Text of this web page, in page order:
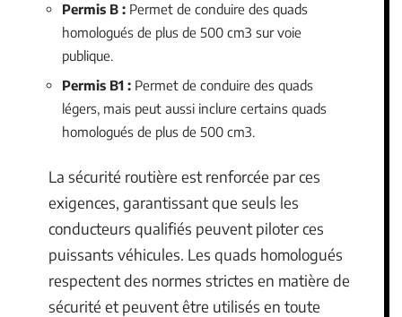
Permis B : Permet de conduire des quads
homologués de plus de 500 cm3 sur voie
publique.
Permis B1 : Permet de conduire des quads
légers, mais peut aussi inclure certains quads
homologués de plus de 500 cm3.
La sécurité routière est renforcée par ces
exigences, garantissant que seuls les
conducteurs qualifiés peuvent piloter ces
puissants véhicules. Les quads homologués
respectent des normes strictes en matière de
sécurité et peuvent être utilisés en toute